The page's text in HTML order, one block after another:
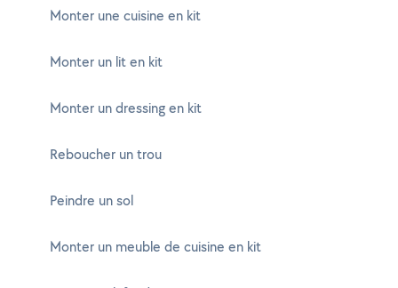
Monter une cuisine en kit
Monter un lit en kit
Monter un dressing en kit
Reboucher un trou
Peindre un sol
Monter un meuble de cuisine en kit